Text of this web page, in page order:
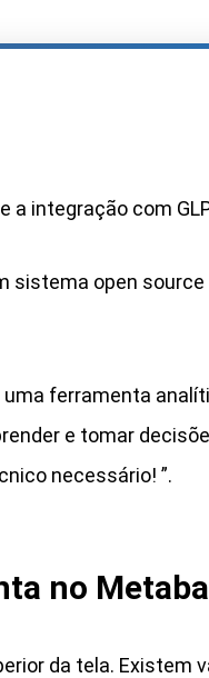
a integração com
sistema open
uma ferramenta
e tomar
necessário! ”.
no
da tela. Existem